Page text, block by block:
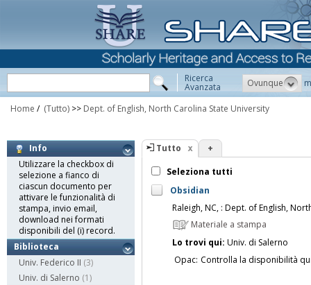
Ricerca
Avanzata Ovunque
Home / (Tutto) >> Dept. of English, North Carolina State University
Info
Utilizzare la checkbox di
selezione a fianco di
ciascun documento per
attivare le funzionalità di
stampa, invio email,
download nei formati
disponibili del (i) record.
Biblioteca
Univ. Federico II (3)
Univ. di Salerno (1)
Tutto +
Seleziona tutti
Obsidian
Raleigh, NC, : Dept. of English,
Materiale a stampa
Lo trovi qui: Univ. di Salerno
Opac: Controlla la disponibilità